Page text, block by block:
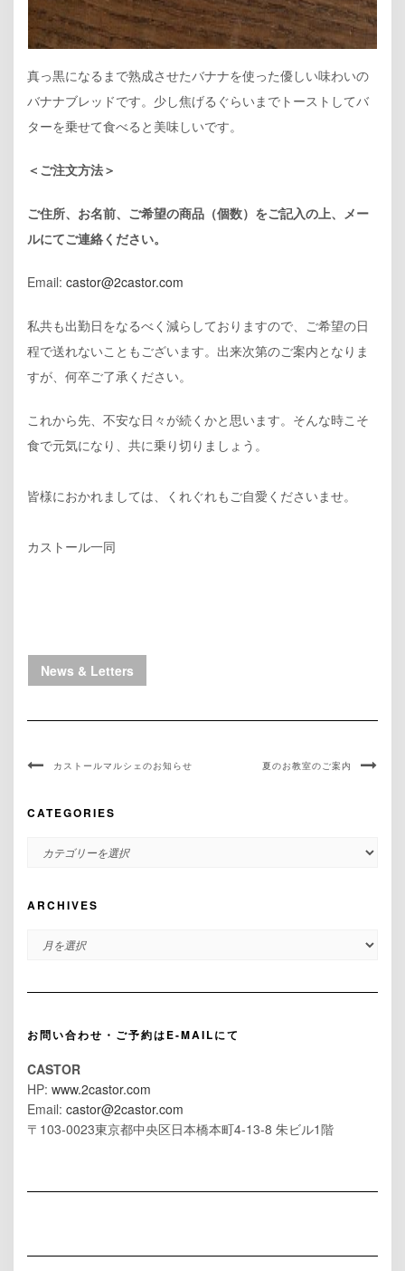
真っ黒になるまで熟成させたバナナを使った優しい味わいの
バナナブレッドです。少し焦げるぐらいまでトーストしてバ
ターを乗せて食べると美味しいです。
＜ご注文方法＞
ご住所、お名前、ご希望の商品（個数）をご記入の上、メー
ルにてご連絡ください。
Email: castor@2castor.com
私共も出勤日をなるべく減らしておりますので、ご希望の日
程で送れないこともございます。出来次第のご案内となりま
すが、何卒ご了承ください。
これから先、不安な日々が続くかと思います。そんな時こそ
食で元気になり、共に乗り切りましょう。
皆様におかれましては、くれぐれもご自愛くださいませ。
カストール一同
News & Letters
カストールマルシェのお知らせ 夏のお教室のご案内
CATEGORIES
CATEGORIES
ARCHIVES
ARCHIVES
お問い合わせ・ご予約はE-MAILにて
CASTOR
HP: www.2castor.com
Email: castor@2castor.com
〒103-0023東京都中央区日本橋本町4-13-8 朱ビル1階